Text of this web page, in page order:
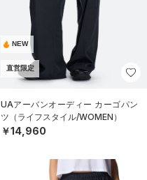
NEW
直営限定
UAアーバンオーディー カーゴパン
ツ（ライフスタイル/WOMEN）
￥14,960